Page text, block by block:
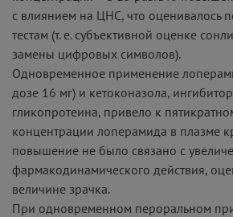
с влиянием на ЦНС, что оценивалось
тестам (т. е. субъективной оценке
замены цифровых символов).
Одновременное применение
дозе 16 мг) и кетоконазола,
гликопротеина, привело к
концентрации лоперамида в плазме
повышение не было связано с
фармакодинамического действия,
величине зрачка.
При одновременном пероральном